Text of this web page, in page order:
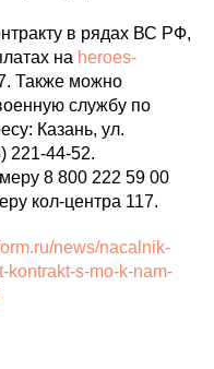
в рядах ВС РФ,
на heroes-
Также можно
службу по
Казань, ул.
221-44-52.
8 800 222 59 00
кол-центра 117.
news/nacalnik-
kontrakt-s-mo-k-nam-